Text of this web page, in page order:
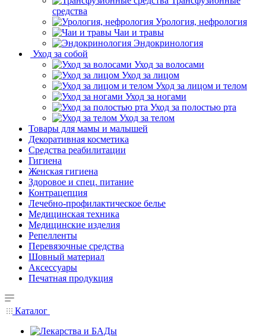
средства
Урология, нефрология
Чаи и травы
Эндокринология
Уход за собой
Уход за волосами
Уход за лицом
Уход за лицом и телом
Уход за ногами
Уход за полостью рта
Уход за телом
Товары для мамы и малышей
Декоративная косметика
Средства реабилитации
Гигиена
Женская гигиена
Здоровое и спец. питание
Контрацепция
Лечебно-профилактическое белье
Медицинская техника
Медицинские изделия
Репелленты
Перевязочные средства
Шовный материал
Аксессуары
Печатная продукция
Каталог